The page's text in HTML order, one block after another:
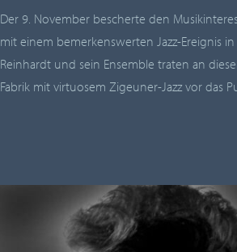
Der 9. November bescherte den
mit einem bemerkenswerten Jazz-Ereignis
Reinhardt und sein Ensemble traten an
Fabrik mit virtuosem Zigeuner-Jazz vor das